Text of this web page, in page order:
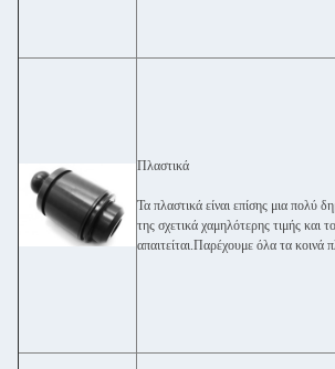
Πλαστικά
Τα πλαστικά είναι επίσης μια πολύ
της σχετικά χαμηλότερης τιμής και
απαιτείται.Παρέχουμε όλα τα κοινά